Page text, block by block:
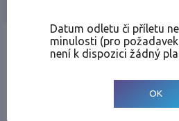
Místo odletu
Datum odletu či příletu
minulosti (pro
není k dispozici žádný
OK